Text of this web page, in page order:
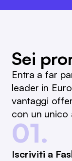
Sei
Entra a far
leader in
vantaggi
con un unico
01.
Iscriviti a